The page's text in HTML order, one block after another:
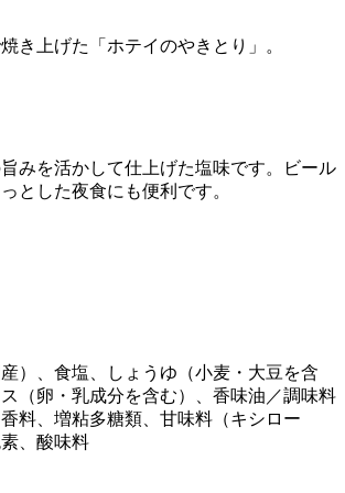
き上げた「ホテイのやきとり」。
みを活かして仕上げた塩味です。ビール
とした夜食にも便利です。
）、食塩、しょうゆ（小麦・大豆を含
（卵・乳成分を含む）、香味油／調味料
香料、増粘多糖類、甘味料（キシロー
、酸味料